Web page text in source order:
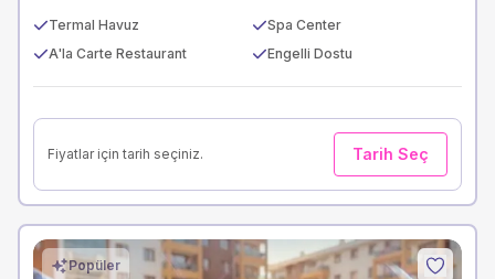
Termal Havuz
Spa Center
A'la Carte Restaurant
Engelli Dostu
Fiyatlar için tarih seçiniz. Tarih Seç
Popüler